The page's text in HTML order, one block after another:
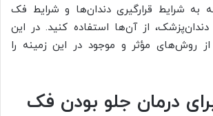
به شرایط قرارگیری دندان‌ها و شرایط فک
از آن‌ها استفاده کنید. در این
روش‌های مؤثر و موجود در این زمینه را
درمان جلو بودن فک